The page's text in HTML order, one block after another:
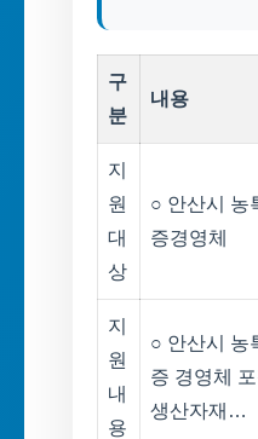
구
분
내용
지
원
대
상
○ 안산시 농
증경영체
지
원
내
용
○ 안산시 농
증 경영체
생산자재…